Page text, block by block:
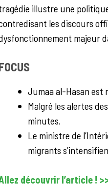
illustre une
les discours
majeur
Jumaa al-Hasan est
Malgré les alertes
minutes.
Le ministre de
migrants
découvrir l’article !